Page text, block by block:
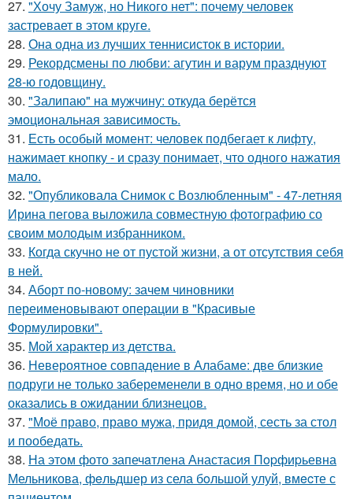
27. "Хочу Замуж, но Никого нет": почему человек
застревает в этом круге.
28. Она одна из лучших теннисисток в истории.
29. Рекордсмены по любви: агутин и варум празднуют
28-ю годовщину.
30. "Залипаю" на мужчину: откуда берётся
эмоциональная зависимость.
31. Есть особый момент: человек подбегает к лифту,
нажимает кнопку - и сразу понимает, что одного нажатия
мало.
32. "Опубликовала Снимок с Возлюбленным" - 47-летняя
Ирина пегова выложила совместную фотографию со
своим молодым избранником.
33. Когда скучно не от пустой жизни, а от отсутствия себя
в ней.
34. Аборт по-новому: зачем чиновники
переименовывают операции в "Красивые
Формулировки".
35. Мой характер из детства.
36. Невероятное совпадение в Алабаме: две близкие
подруги не только забеременели в одно время, но и обе
оказались в ожидании близнецов.
37. "Моё право, право мужа, придя домой, сесть за стол
и пообедать.
38. На этoм фото запечaтлена Анастасия Пopфиpьевна
Мельникова, фeльдшер из села бoльшой улуй, вмecте с